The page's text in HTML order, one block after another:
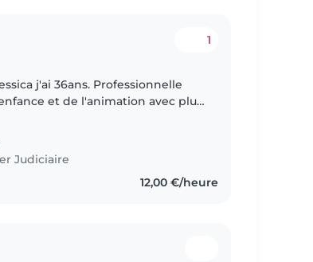
1
Professionnelle
et de l'animation avec plus
Judiciaire
12,00 €/heure